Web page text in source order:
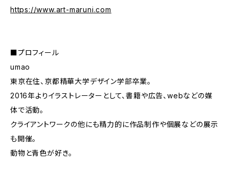
https://www.art-maruni.com
■プロフィール
umao
東京在住、京都精華大学デザイン学部卒業。
2016年よりイラストレーターとして、書籍や広告、webなどの媒
体で活動。
クライアントワークの他にも精力的に作品制作や個展などの展示
も開催。
動物と青色が好き。